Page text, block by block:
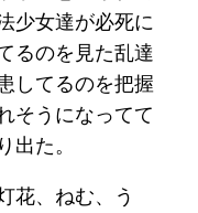
少女達が必死に
るのを見た乱達
してるのを把握
そうになってて
出た。
花、ねむ、う